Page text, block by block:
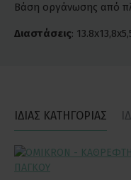
Βάση οργάνωσης από
Διαστάσεις:
ΙΔΙΑΣ ΚΑΤΗΓΟΡΙΑΣ